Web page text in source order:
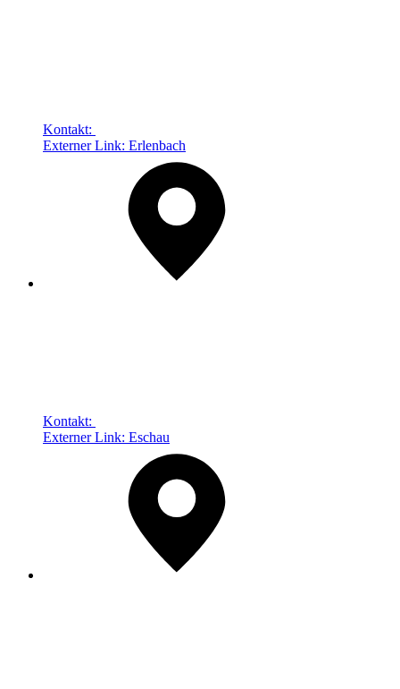
Kontakt:
Externer Link: Erlenbach
Kontakt:
Externer Link: Eschau